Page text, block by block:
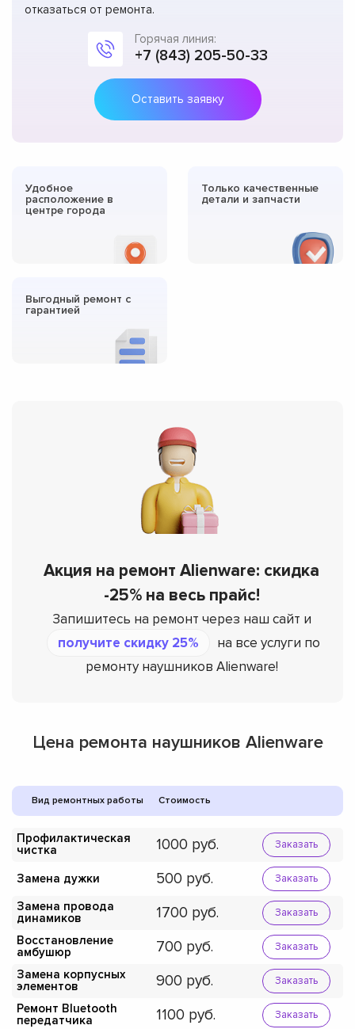
отказаться от ремонта.
Горячая линия:
+7 (843) 205-50-33
Оставить заявку
Удобное
расположение в
центре города
Только качественные
детали и запчасти
Выгодный ремонт с
гарантией
Акция на ремонт Alienware: скидка
-25% на весь прайс!
Запишитесь на ремонт через наш сайт и
получите скидку 25%
на все услуги по
ремонту наушников Alienware!
Цена ремонта наушников Alienware
Вид ремонтных работы Стоимость
Профилактическая
чистка
1000 Заказать
Замена дужки 500 Заказать
Замена провода
динамиков
1700 Заказать
Восстановление
амбушюр
700 Заказать
Замена корпусных
элементов
900 Заказать
Ремонт Bluetooth
передатчика
1100 Заказать